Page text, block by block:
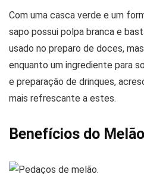
Com uma casca verde e um
sapo possui polpa branca e
usado no preparo de doces,
enquanto um ingrediente para
e preparação de drinques,
mais refrescante a estes.
Benefícios do Melão